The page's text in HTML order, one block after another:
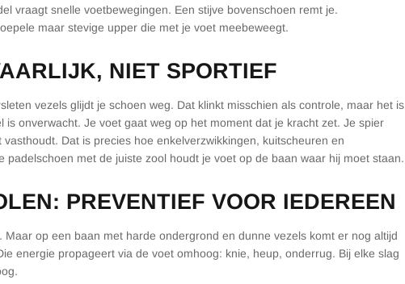
vraagt snelle voetbewegingen. Een stijve bovenschoen remt je.
maar stevige upper die met je voet meebeweegt.
NIET SPORTIEF
vezels glijdt je schoen weg. Dat klinkt misschien als controle, maar het is
is onverwacht. Je voet gaat weg op het moment dat je kracht zet. Je spier
Dat is precies hoe enkelverzwikkingen, kuitscheuren en
padelschoen met de juiste zool houdt je voet op de baan waar hij moet staan.
PREVENTIEF VOOR IEDEREEN
Maar op een baan met harde ondergrond en dunne vezels komt er nog altijd
energie propageert via de voet omhoog: knie, heup, onderrug. Bij elke slag